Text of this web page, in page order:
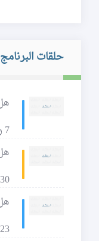
حلقات البرنامج
7 ربيع الثاني 1436 هجرية
30 ربيع الأول 1436 هجرية
23 ربيع الأول 1436 هجرية